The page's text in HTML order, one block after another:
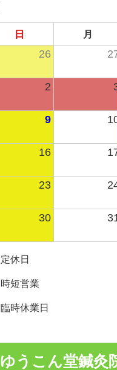
日 月
26
2
9
16
23
30
定休日
時短営業
臨時休業日
ゆうこん堂鍼灸